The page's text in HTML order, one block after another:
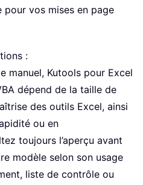
pour vos mises en page
:
manuel, Kutools pour Excel
dépend de la taille de
des outils Excel, ainsi
ou en
toujours l’aperçu avant
modèle selon son usage
liste de contrôle ou